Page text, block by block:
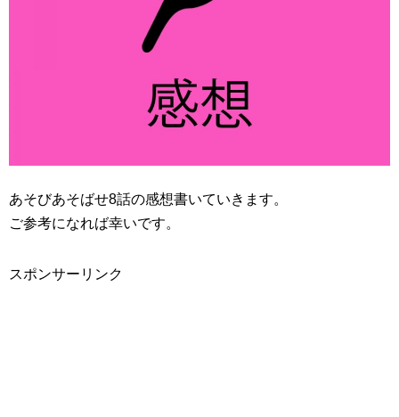
あそびあそばせ8話の感想書いていきます。
ご参考になれば幸いです。
スポンサーリンク